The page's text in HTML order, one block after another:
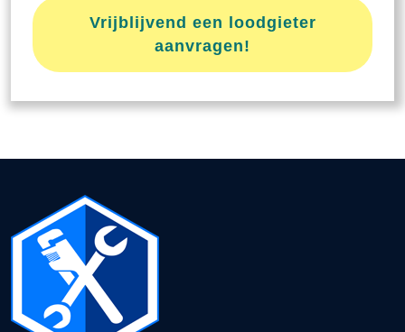
Vrijblijvend een loodgieter
aanvragen!